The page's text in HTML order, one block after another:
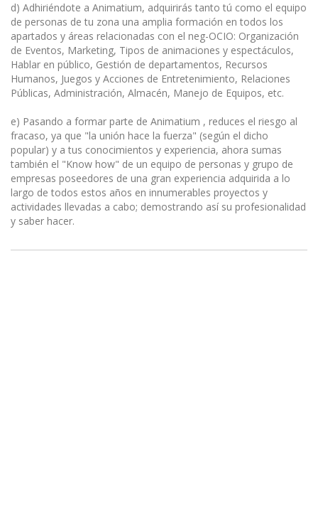
d) Adhiriéndote a Animatium, adquirirás tanto tú como el equipo
de personas de tu zona una amplia formación en todos los
apartados y áreas relacionadas con el neg-OCIO: Organización
de Eventos, Marketing, Tipos de animaciones y espectáculos,
Hablar en público, Gestión de departamentos, Recursos
Humanos, Juegos y Acciones de Entretenimiento, Relaciones
Públicas, Administración, Almacén, Manejo de Equipos, etc.
e) Pasando a formar parte de Animatium , reduces el riesgo al
fracaso, ya que "la unión hace la fuerza" (según el dicho
popular) y a tus conocimientos y experiencia, ahora sumas
también el "Know how" de un equipo de personas y grupo de
empresas poseedores de una gran experiencia adquirida a lo
largo de todos estos años en innumerables proyectos y
actividades llevadas a cabo; demostrando así su profesionalidad
y saber hacer.